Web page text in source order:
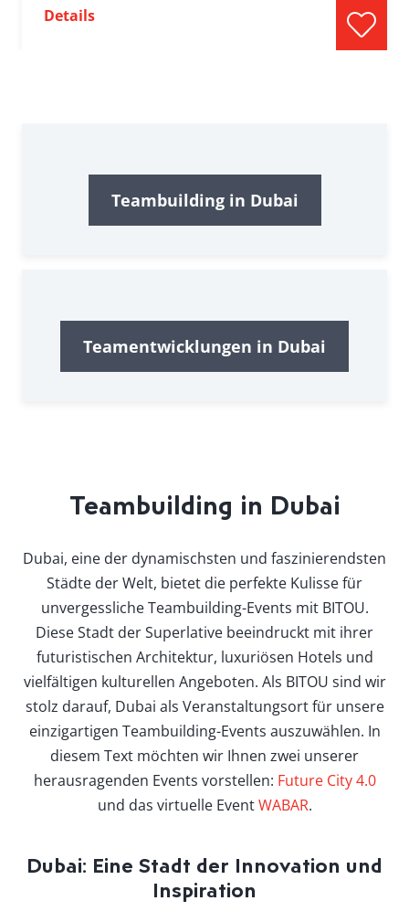
Details
Teambuilding in Dubai
Teamentwicklungen in Dubai
Teambuilding in Dubai
Dubai, eine der dynamischsten und faszinierendsten
Städte der Welt, bietet die perfekte Kulisse für
unvergessliche Teambuilding-Events mit BITOU.
Diese Stadt der Superlative beeindruckt mit ihrer
futuristischen Architektur, luxuriösen Hotels und
vielfältigen kulturellen Angeboten. Als BITOU sind wir
stolz darauf, Dubai als Veranstaltungsort für unsere
einzigartigen Teambuilding-Events auszuwählen. In
diesem Text möchten wir Ihnen zwei unserer
herausragenden Events vorstellen: Future City 4.0
und das virtuelle EventWABAR.
Dubai: Eine Stadt der Innovation und
Inspiration